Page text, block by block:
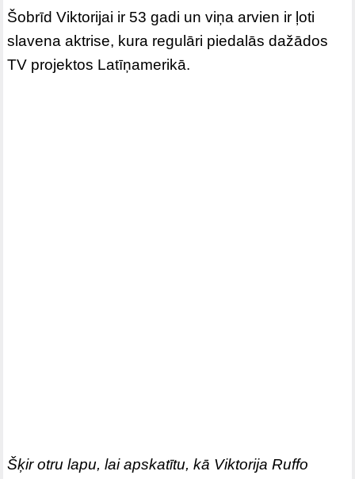
Šobrīd Viktorijai ir 53 gadi un viņa arvien ir ļoti
slavena aktrise, kura regulāri piedalās dažādos
TV projektos Latīņamerikā.
Šķir otru lapu, lai apskatītu, kā Viktorija Ruffo